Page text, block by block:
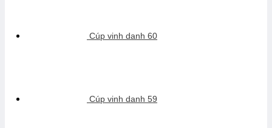
Cúp vinh danh 60
Cúp vinh danh 59